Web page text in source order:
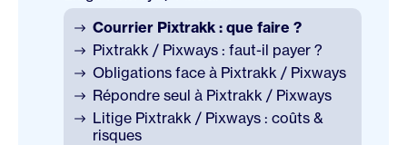
Courrier Pixtrakk : que faire ?
Pixtrakk / Pixways : faut-il payer ?
Obligations face à Pixtrakk / Pixways
Répondre seul à Pixtrakk / Pixways
Litige Pixtrakk / Pixways : coûts &
risques